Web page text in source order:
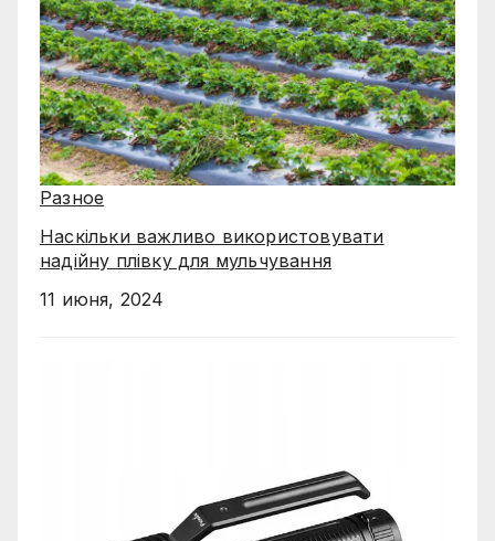
Разное
Наскільки важливо використовувати
надійну плівку для мульчування
11 июня, 2024